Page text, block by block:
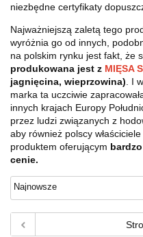
niezbędne certyfikaty
Najważniejszą zaletą tego
wyróżnia go od innych,
na polskim rynku jest fakt, że
produkowana jest z MIĘSA
jagnięcina, wieprzowina) . I
marka ta uczciwie
innych krajach Europy
przez ludzi związanych z
aby również polscy
produktem oferującym
cenie.